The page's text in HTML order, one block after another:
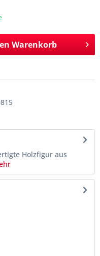
Warenkorb
Holzfigur aus